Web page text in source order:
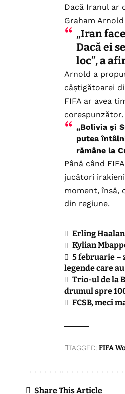
Dacă Iranul ar
Graham
„Iran
Dacă ei
loc”, a
Arnold a
câștigătoarei
FIFA ar avea
corespunzător.
„Bolivia și
putea
rămâne la
Până când
jucători
moment, însă,
din regiune.
Erling
Kylian
5 februarie –
legende care
Trio-ul de la
drumul spre
FCSB, meci
TAGGED:FIFA
Share This Article